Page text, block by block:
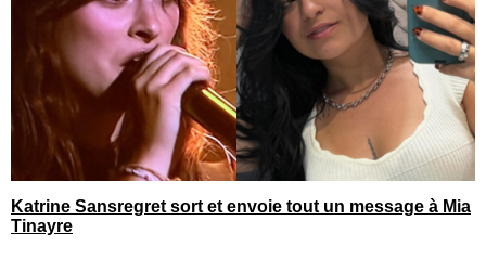
Katrine Sansregret sort et envoie tout un message à Mia
Tinayre